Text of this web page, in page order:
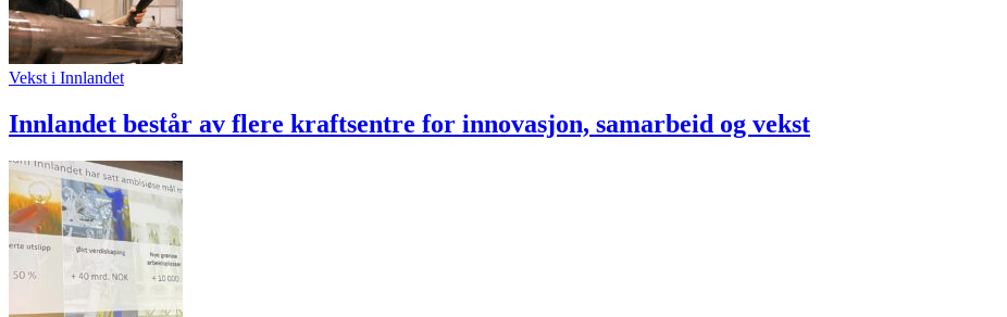
Vekst i Innlandet
Innlandet består av flere kraftsentre for innovasjon, samarbeid og vekst